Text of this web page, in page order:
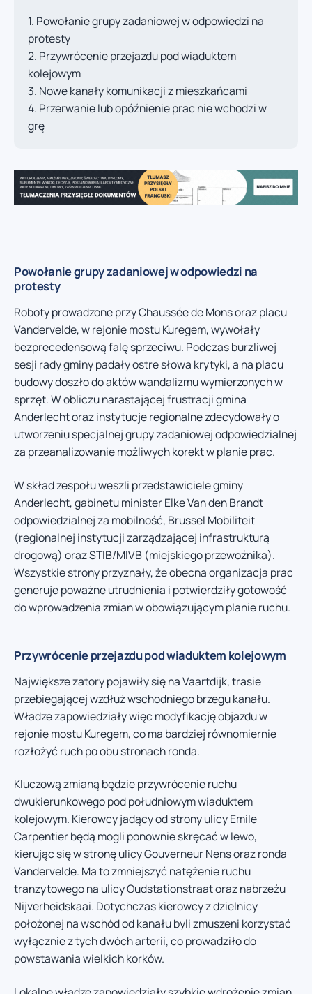
Powołanie grupy zadaniowej w odpowiedzi na
protesty
Przywrócenie przejazdu pod wiaduktem
kolejowym
Nowe kanały komunikacji z mieszkańcami
Przerwanie lub opóźnienie prac nie wchodzi w
grę
Powołanie grupy zadaniowej w odpowiedzi na
protesty
Roboty prowadzone przy Chaussée de Mons oraz placu
Vandervelde, w rejonie mostu Kuregem, wywołały
bezprecedensową falę sprzeciwu. Podczas burzliwej
sesji rady gminy padały ostre słowa krytyki, a na placu
budowy doszło do aktów wandalizmu wymierzonych w
sprzęt. W obliczu narastającej frustracji gmina
Anderlecht oraz instytucje regionalne zdecydowały o
utworzeniu specjalnej grupy zadaniowej odpowiedzialnej
za przeanalizowanie możliwych korekt w planie prac.
W skład zespołu weszli przedstawiciele gminy
Anderlecht, gabinetu minister Elke Van den Brandt
odpowiedzialnej za mobilność, Brussel Mobiliteit
(regionalnej instytucji zarządzającej infrastrukturą
drogową) oraz STIB/MIVB (miejskiego przewoźnika).
Wszystkie strony przyznały, że obecna organizacja prac
generuje poważne utrudnienia i potwierdziły gotowość
do wprowadzenia zmian w obowiązującym planie ruchu.
Przywrócenie przejazdu pod wiaduktem kolejowym
Największe zatory pojawiły się na Vaartdijk, trasie
przebiegającej wzdłuż wschodniego brzegu kanału.
Władze zapowiedziały więc modyfikację objazdu w
rejonie mostu Kuregem, co ma bardziej równomiernie
rozłożyć ruch po obu stronach ronda.
Kluczową zmianą będzie przywrócenie ruchu
dwukierunkowego pod południowym wiaduktem
kolejowym. Kierowcy jadący od strony ulicy Emile
Carpentier będą mogli ponownie skręcać w lewo,
kierując się w stronę ulicy Gouverneur Nens oraz ronda
Vandervelde. Ma to zmniejszyć natężenie ruchu
tranzytowego na ulicy Oudstationstraat oraz nabrzeżu
Nijverheidskaai. Dotychczas kierowcy z dzielnicy
położonej na wschód od kanału byli zmuszeni korzystać
wyłącznie z tych dwóch arterii, co prowadziło do
powstawania wielkich korków.